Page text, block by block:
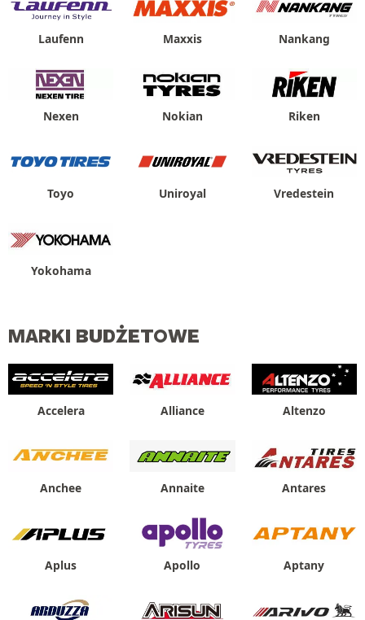
Laufenn Maxxis Nankang
Nexen Nokian Riken
Toyo Uniroyal Vredestein
Yokohama
MARKI BUDŻETOWE
Accelera Alliance Altenzo
Anchee Annaite Antares
Aplus Apollo Aptany